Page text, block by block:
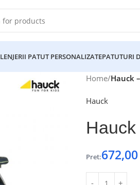
LENJERII PATUT PERSONALIZATEPATUTURI
Home/Hauck
Hauck
Pret:672,00